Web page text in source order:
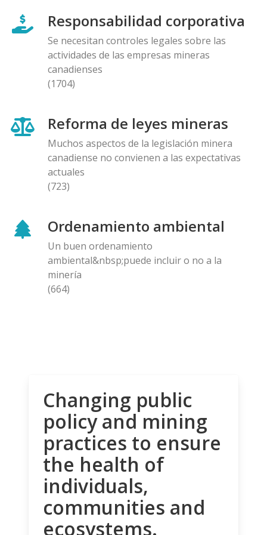
Responsabilidad corporativa
Se necesitan controles legales sobre las
actividades de las empresas mineras
canadienses
(1704)
Reforma de leyes mineras
Muchos aspectos de la legislación minera
canadiense no convienen a las expectativas
actuales
(723)
Ordenamiento ambiental
Un buen ordenamiento
ambiental&nbsp;puede incluir o no a la
minería
(664)
Changing public
policy and mining
practices to ensure
the health of
individuals,
communities and
ecosystems.